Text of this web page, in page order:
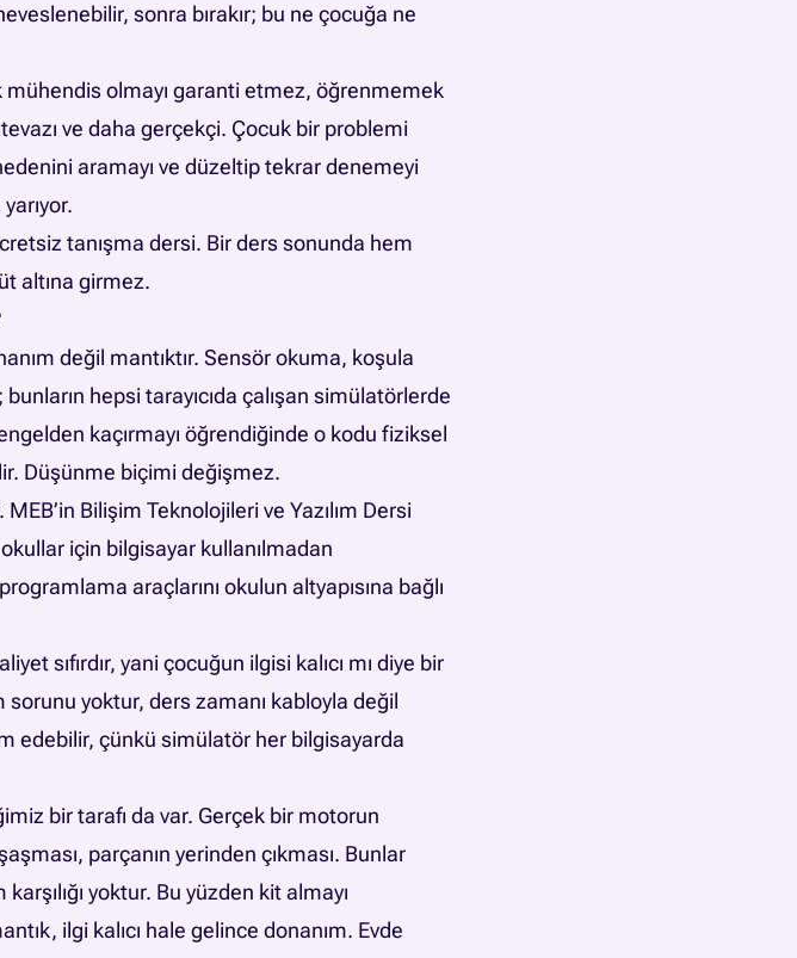
sonra bırakır; bu ne çocuğa ne
olmayı garanti etmez, öğrenmemek
ve daha gerçekçi. Çocuk bir problemi
aramayı ve düzeltip tekrar denemeyi
tanışma dersi. Bir ders sonunda hem
altına girmez.
değil mantıktır. Sensör okuma, koşula
hepsi tarayıcıda çalışan simülatörlerde
kaçırmayı öğrendiğinde o kodu fiziksel
Düşünme biçimi değişmez.
Bilişim Teknolojileri ve Yazılım Dersi
için bilgisayar kullanılmadan
araçlarını okulun altyapısına bağlı
sıfırdır, yani çocuğun ilgisi kalıcı mı diye bir
yoktur, ders zamanı kabloyla değil
edebilir, çünkü simülatör her bilgisayarda
bir tarafı da var. Gerçek bir motorun
parçanın yerinden çıkması. Bunlar
yoktur. Bu yüzden kit almayı
ilgi kalıcı hale gelince donanım. Evde